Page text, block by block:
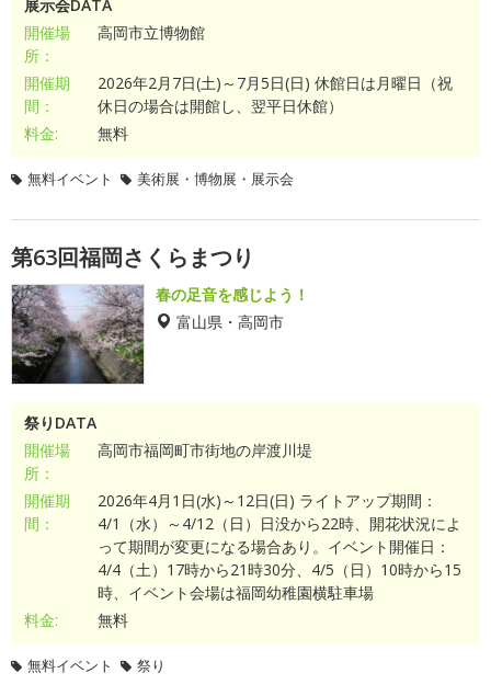
展示会DATA
開催場
所：
高岡市立博物館
開催期
間：
2026年2月7日(土)～7月5日(日) 休館日は月曜日（祝
休日の場合は開館し、翌平日休館）
料金:
無料
無料イベント 美術展・博物展・展示会
第63回福岡さくらまつり
春の足音を感じよう！
富山県・高岡市
祭りDATA
開催場
所：
高岡市福岡町市街地の岸渡川堤
開催期
間：
2026年4月1日(水)～12日(日) ライトアップ期間：
4/1（水）～4/12（日）日没から22時、開花状況によ
って期間が変更になる場合あり。イベント開催日：
4/4（土）17時から21時30分、4/5（日）10時から15
時、イベント会場は福岡幼稚園横駐車場
料金:
無料
無料イベント 祭り